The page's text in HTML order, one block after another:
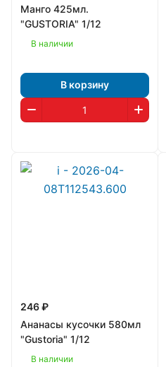
Манго 425мл.
"GUSTORIA" 1/12
В наличии
В корзину
246 ₽
Ананасы кусочки 580мл
"Gustoria" 1/12
В наличии